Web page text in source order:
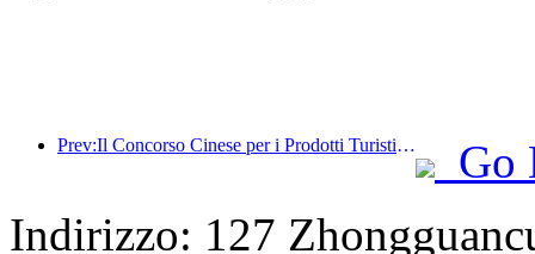
Prev:Il Concorso Cinese per i Prodotti Turistici si è svolto con successo a Xiangtan, nello Hunan.
Go
Indirizzo: 127